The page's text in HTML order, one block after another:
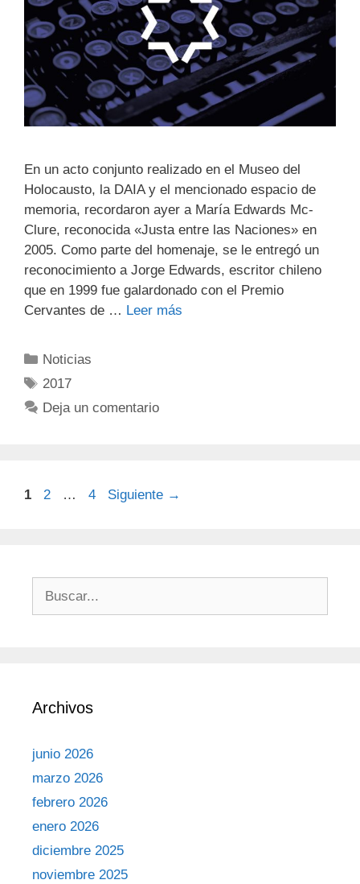
En un acto conjunto realizado en el Museo del
Holocausto, la DAIA y el mencionado espacio de
memoria, recordaron ayer a María Edwards Mc-
Clure, reconocida «Justa entre las Naciones» en
2005. Como parte del homenaje, se le entregó un
reconocimiento a Jorge Edwards, escritor chileno
que en 1999 fue galardonado con el Premio
Cervantes de … Leer más
Noticias
2017
Deja un comentario
1 2 … 4 Siguiente →
Archivos
junio 2026
marzo 2026
febrero 2026
enero 2026
diciembre 2025
noviembre 2025